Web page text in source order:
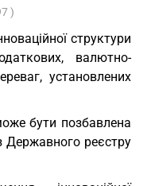
)
структури
валютно-
установлених
бути позбавлена
Державного реєстру